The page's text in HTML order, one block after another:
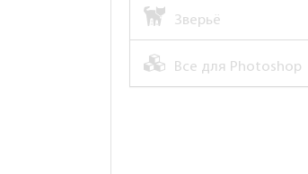
Зверьё
Все для Photoshop